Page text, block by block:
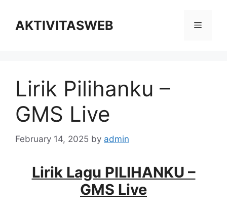
contentAKTIVITASWEB Menu
Lirik Pilihanku –
GMS Live
February 14, 2025 by admin
Lirik Lagu PILIHANKU –
GMS Live